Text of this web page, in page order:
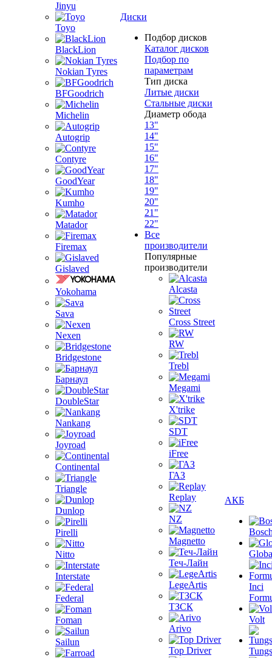
Jinyu
Toyo
BlackLion
Nokian Tyres
BFGoodrich
Michelin
Autogrip
Contyre
GoodYear
Kumho
Matador
Firemax
Gislaved
Yokohama
Sava
Nexen
Bridgestone
Барнаул
DoubleStar
Nankang
Joyroad
Continental
Triangle
Dunlop
Pirelli
Nitto
Interstate
Federal
Foman
Sailun
Диски
Подбор дисков
Каталог дисков
Подбор по
параметрам
Тип диска
Литые диски
Стальные диски
Диаметр обода
13"
14"
15"
16"
17"
18"
19"
20"
21"
22"
Все
производители
Популярные
производители
Alcasta
Cross Street
RW
Trebl
Megami
X'trike
SDT
iFree
ГАЗ
Replay
NZ
Magnetto
Теч-Лайн
LegeArtis
ТЗСК
Arivo
Top Driver
АКБ
Inci
Volt